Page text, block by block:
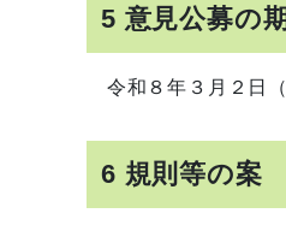
5 意見公募の
令和８年３月２日
6 規則等の案